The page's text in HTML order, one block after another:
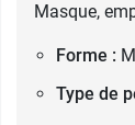
Masque,
Forme :
Type de